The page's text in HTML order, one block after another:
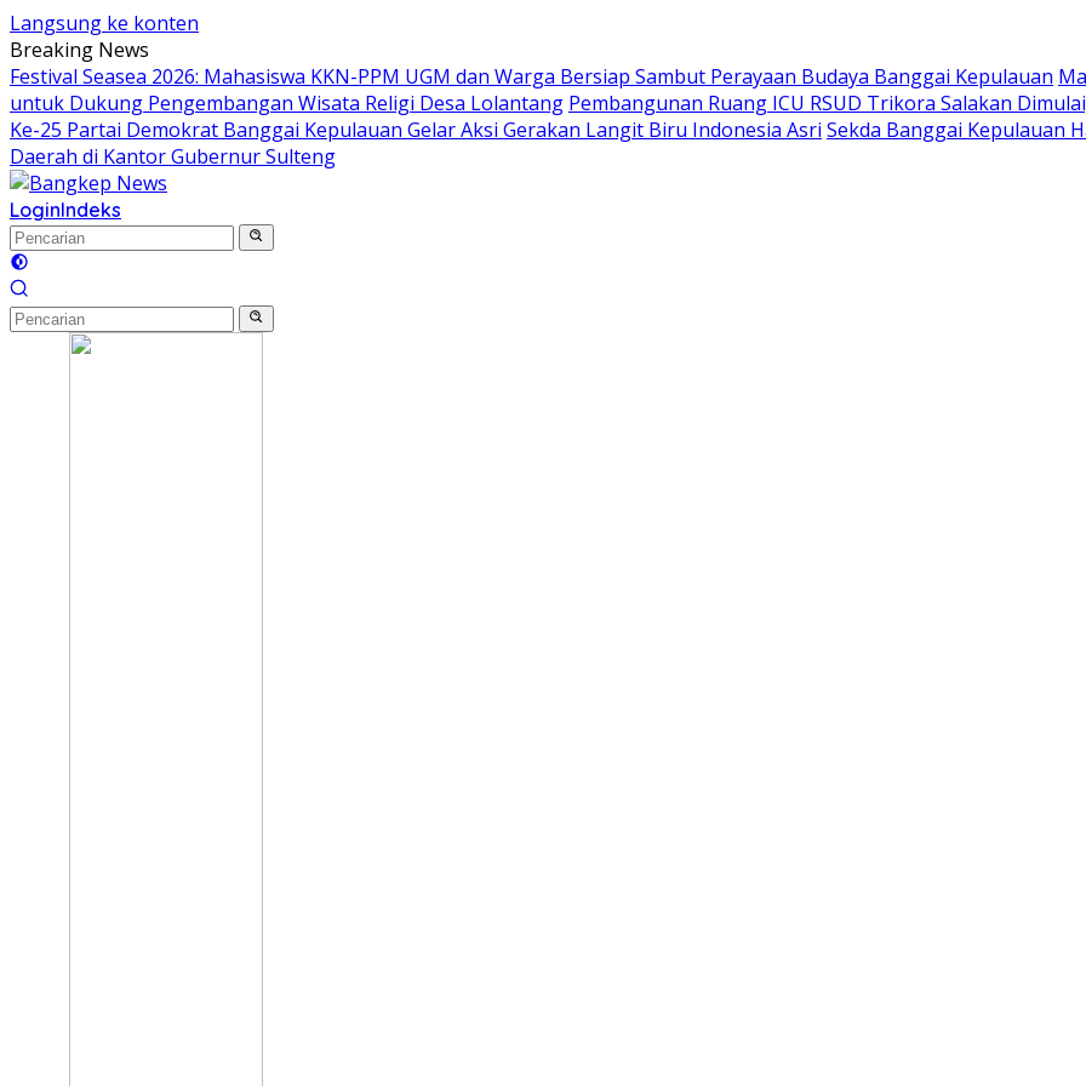
Langsung ke konten
Breaking News
Festival Seasea 2026: Mahasiswa KKN-PPM UGM dan Warga Bersiap Sambut Perayaan Budaya Banggai Kepulauan
untuk Dukung Pengembangan Wisata Religi Desa Lolantang Pembangunan Ruang ICU RSUD Trikora Salakan
Ke-25 Partai Demokrat Banggai Kepulauan Gelar Aksi Gerakan Langit Biru Indonesia Asri Sekda Banggai Kepulauan
Daerah di Kantor Gubernur Sulteng
LoginIndeks